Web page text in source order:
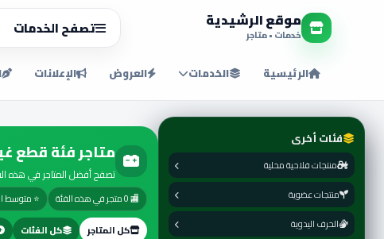
موقع الرشيدية
خدمات • متاجر تصفح الخدمات
الرئيسية الخدمات العروض الإعلانات
فئات أخرى
منتجات فلاحية محلية
منتجات عضوية
الحرف اليدوية
متاجر فئة قطع
تصفح أفضل المتاجر في هذه
🏬 0 متجر في هذه الفئة ⭐ متوسط
كل المتاجر
كل الفئات